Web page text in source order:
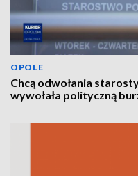
OPOLE
Chcą odwołania
wywołała polityczną